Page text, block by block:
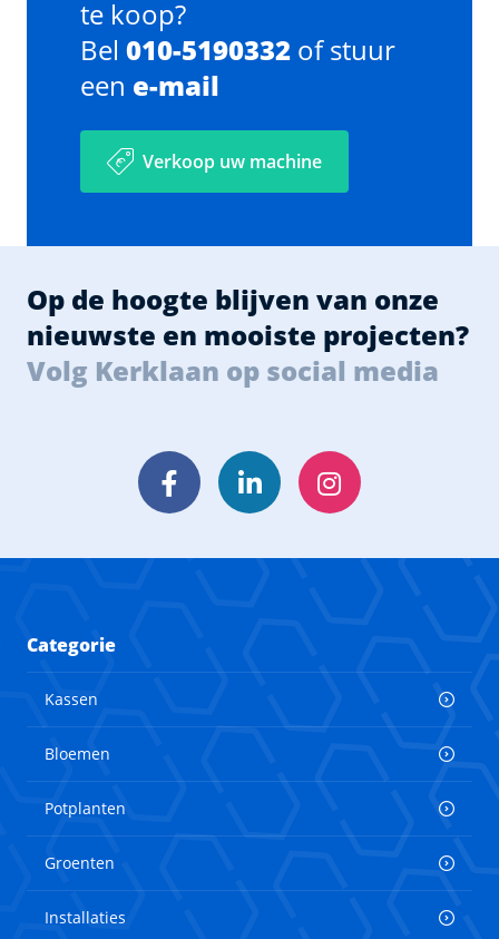
te koop?
Bel 010-5190332 of stuur
een e-mail
Verkoop uw machine
Op de hoogte blijven van onze
nieuwste en mooiste projecten?
Volg Kerklaan op social media
FacebookLinkedInInstagram
Categorie
Kassen
Bloemen
Potplanten
Groenten
Installaties